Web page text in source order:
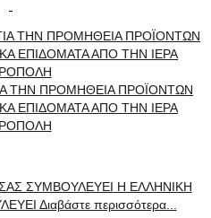
ΤΗΝ ΠΡΟΜΗΘΕΙΑ ΠΡΟΪΟΝΤΩΝ
ΕΠΙΔΟΜΑΤΑ ΑΠΟ ΤΗΝ ΙΕΡΑ
Η ΕΛΛΗΝΙΚΗ
Διαβάστε περισσότερα...